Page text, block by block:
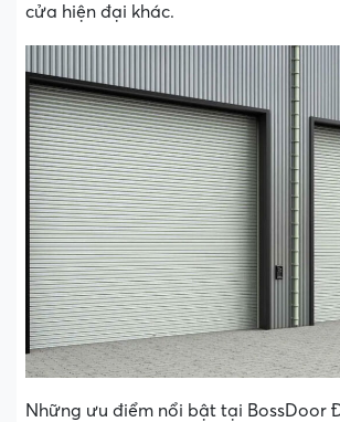
cửa hiện đại khác.
Những ưu điểm nổi bật tại BossDoor